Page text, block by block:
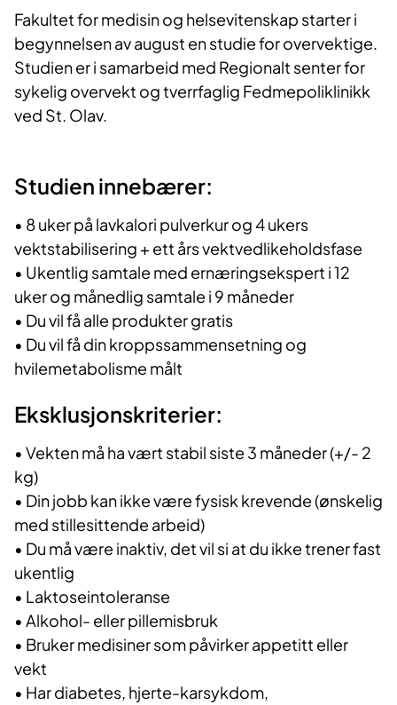
Fakultet for medisin og helsevitenskap starter i
begynnelsen av august en studie for overvektige.
Studien er i samarbeid med Regionalt senter for
sykelig overvekt og tverrfaglig Fedmepoliklinikk
ved St. Olav.
Studien innebærer:
• 8 uker på lavkalori pulverkur og 4 ukers
vektstabilisering + ett års vektvedlikeholdsfase
• Ukentlig samtale med ernæringsekspert i 12
uker og månedlig samtale i 9 måneder
• Du vil få alle produkter gratis
• Du vil få din kroppssammensetning og
hvilemetabolisme målt
Eksklusjonskriterier:
• Vekten må ha vært stabil siste 3 måneder (+/- 2
kg)
• Din jobb kan ikke være fysisk krevende (ønskelig
med stillesittende arbeid)
• Du må være inaktiv, det vil si at du ikke trener fast
ukentlig
• Laktoseintoleranse
• Alkohol- eller pillemisbruk
• Bruker medisiner som påvirker appetitt eller
vekt
• Har diabetes, hjerte-karsykdom,